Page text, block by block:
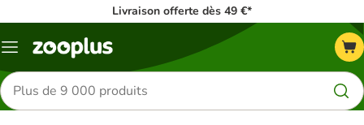
Livraison offerte dès 49 €*
Menu
Rechercher
des
produits